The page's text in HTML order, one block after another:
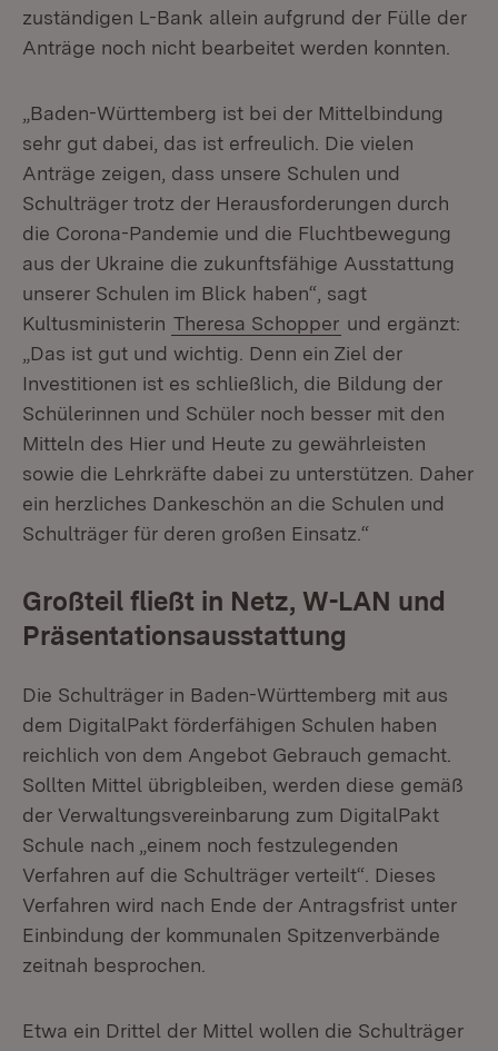
zuständigen L-Bank allein aufgrund der Fülle der
Anträge noch nicht bearbeitet werden konnten.
„Baden-Württemberg ist bei der Mittelbindung
sehr gut dabei, das ist erfreulich. Die vielen
Anträge zeigen, dass unsere Schulen und
Schulträger trotz der Herausforderungen durch
die Corona-Pandemie und die Fluchtbewegung
aus der Ukraine die zukunftsfähige Ausstattung
unserer Schulen im Blick haben“, sagt
Kultusministerin Theresa Schopper und ergänzt:
„Das ist gut und wichtig. Denn ein Ziel der
Investitionen ist es schließlich, die Bildung der
Schülerinnen und Schüler noch besser mit den
Mitteln des Hier und Heute zu gewährleisten
sowie die Lehrkräfte dabei zu unterstützen. Daher
ein herzliches Dankeschön an die Schulen und
Schulträger für deren großen Einsatz.“
Großteil fließt in Netz, W-LAN und
Präsentationsausstattung
Die Schulträger in Baden-Württemberg mit aus
dem DigitalPakt förderfähigen Schulen haben
reichlich von dem Angebot Gebrauch gemacht.
Sollten Mittel übrigbleiben, werden diese gemäß
der Verwaltungsvereinbarung zum DigitalPakt
Schule nach „einem noch festzulegenden
Verfahren auf die Schulträger verteilt“. Dieses
Verfahren wird nach Ende der Antragsfrist unter
Einbindung der kommunalen Spitzenverbände
zeitnah besprochen.
Etwa ein Drittel der Mittel wollen die Schulträger